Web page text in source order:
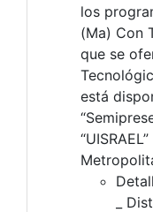
los
(Ma) Con
que se
está
_